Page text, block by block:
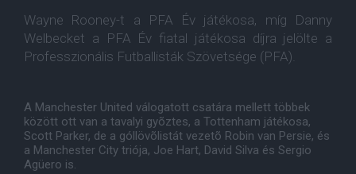
Wayne Rooney-t a PFA Év játékosa, míg Danny
Welbecket a PFA Év fiatal játékosa díjra jelölte a
Professzionális Futballisták Szövetsége (PFA).
A Manchester United válogatott csatára mellett többek
között ott van a tavalyi gyõztes, a Tottenham játékosa,
Scott Parker, de a góllövõlistát vezetõ Robin van Persie, és
a Manchester City triója, Joe Hart, David Silva és Sergio
Agüero is.